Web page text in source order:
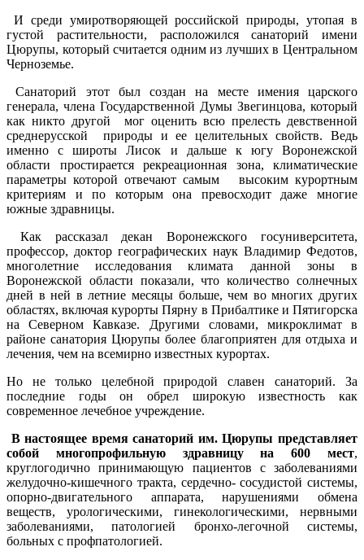
И среди умиротворяющей российской природы, утопая в
густой растительности, расположился санаторий имени
Цюрупы, который считается одним из лучших в Центральном
Черноземье.
Санаторий этот был создан на месте имения царского
генерала, члена Государственной Думы Звегинцова, который
как никто другой мог оценить всю прелесть девственной
среднерусской природы и ее целительных свойств. Ведь
именно с широты Лисок и дальше к югу Воронежской
области простирается рекреационная зона, климатические
параметры которой отвечают самым высоким курортным
критериям и по которым она превосходит даже многие
южные здравницы.
Как рассказал декан Воронежского госуниверситета,
профессор, доктор географических наук Владимир Федотов,
многолетние исследования климата данной зоны в
Воронежской области показали, что количество солнечных
дней в ней в летние месяцы больше, чем во многих других
областях, включая курорты Пярну в Прибалтике и Пятигорска
на Северном Кавказе. Другими словами, микроклимат в
районе санатория Цюрупы более благоприятен для отдыха и
лечения, чем на всемирно известных курортах.
Но не только целебной природой славен санаторий. За
последние годы он обрел широкую известность как
современное лечебное учреждение.
В настоящее время санаторий им. Цюрупы представляет
собой многопрофильную здравницу на 600 мест,
круглогодично принимающую пациентов с заболеваниями
желудочно-кишечного тракта, сердечно- сосудистой системы,
опорно-двигательного аппарата, нарушениями обмена
веществ, урологическими, гинекологическими, нервными
заболеваниями, патологией бронхо-легочной системы,
больных с профпатологией.